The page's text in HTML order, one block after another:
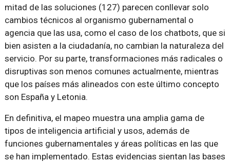
mitad de las soluciones (127) parecen conllevar solo
cambios técnicos al organismo gubernamental o
agencia que las usa, como el caso de los chatbots, que si
bien asisten a la ciudadanía, no cambian la naturaleza del
servicio. Por su parte, transformaciones más radicales o
disruptivas son menos comunes actualmente, mientras
que los países más alineados con este último concepto
son España y Letonia.
En definitiva, el mapeo muestra una amplia gama de
tipos de inteligencia artificial y usos, además de
funciones gubernamentales y áreas políticas en las que
se han implementado. Estas evidencias sientan las bases